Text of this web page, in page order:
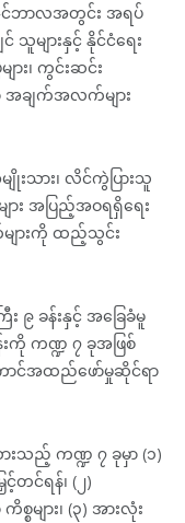
ဇင်ဘာလအတွင်း အရပ်
များနှင့် နိုင်ငံရေး
ား၊ ကွင်းဆင်း
အချက်အလက်များ
းသား၊ လိင်ကွဲပြားသူ
ား အပြည့်အဝရရှိရေး
ျားကို ထည့်သွင်း
း ၉ ခန်းနှင့် အခြေခံမူ
န်းကို ကဏ္ဍ ၇ ခုအဖြစ်
ောင်အထည်ဖော်မှုဆိုင်ရာ
သည့် ကဏ္ဍ ၇ ခုမှာ (၁)
တင်ရန်၊ (၂)
များ၊ (၃) အားလုံး